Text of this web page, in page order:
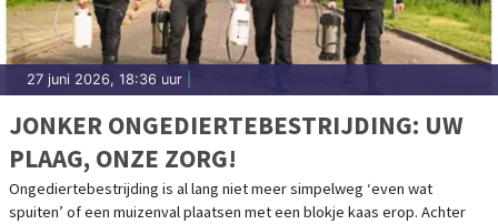
27 juni 2026, 18:36 uur
JONKER ONGEDIERTEBESTRIJDING: UW
PLAAG, ONZE ZORG!
Ongediertebestrijding is al lang niet meer simpelweg ‘even wat
spuiten’ of een muizenval plaatsen met een blokje kaas erop. Achter